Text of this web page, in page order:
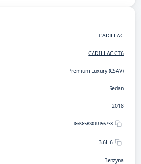
CADILLAC
CADILLAC CT6
Premium Luxury (CSAV)
Sedan
2018
1G6KG5RS0JU156753
3.6L 6
Benzyna